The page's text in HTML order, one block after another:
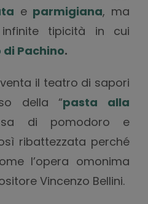
e parmigiana, ma
tipicità in cui
Pachino.
il teatro di sapori
della “pasta alla
di pomodoro e
ribattezzata perché
l’opera omonima
Vincenzo Bellini.